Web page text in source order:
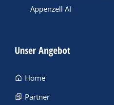
Appenzell AI
Unser Angebot
Home
Partner